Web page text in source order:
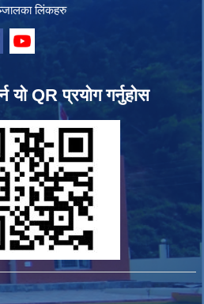
लिंकहरु
यो QR प्रयोग गर्नुहोस